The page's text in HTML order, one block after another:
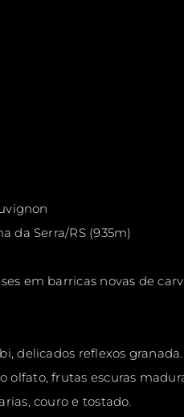
da Serra/RS (935m)
em barricas novas de
delicados reflexos granada.
olfato, frutas escuras
couro e tostado.